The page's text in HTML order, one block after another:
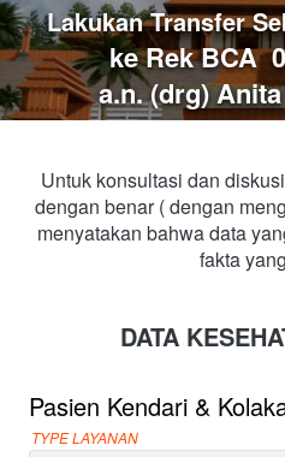
Lakukan Transfer
ke Rek BCA
a.n. (drg)
Untuk konsultasi dan
dengan benar ( dengan
menyatakan bahwa data
fakta
DATA
Pasien Kendari &
TYPE LAYANAN